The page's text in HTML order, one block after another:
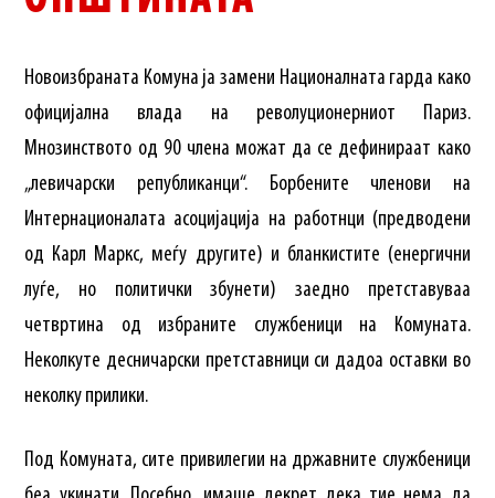
Новоизбраната Комуна ја замени Националната гарда како
официјална влада на револуционерниот Париз.
Мнозинството од 90 члена можат да се дефинираат како
„левичарски републиканци“. Борбените членови на
Интернационалата асоцијација на работнци (предводени
од Карл Маркс, меѓу другите) и бланкистите (енергични
луѓе, но политички збунети) заедно претставуваа
четвртина од избраните службеници на Комуната.
Неколкуте десничарски претставници си дадоа оставки во
неколку прилики.
Под Комуната, сите привилегии на државните службеници